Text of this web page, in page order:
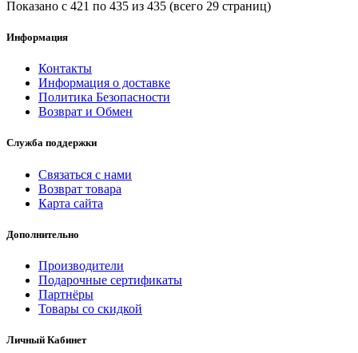
Показано с 421 по 435 из 435 (всего 29 страниц)
Информация
Контакты
Информация о доставке
Политика Безопасности
Возврат и Обмен
Служба поддержки
Связаться с нами
Возврат товара
Карта сайта
Дополнительно
Производители
Подарочные сертификаты
Партнёры
Товары со скидкой
Личный Кабинет